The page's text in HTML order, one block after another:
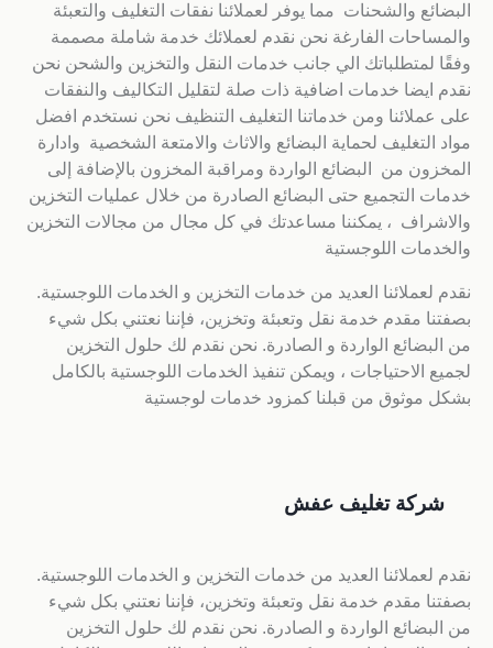
البضائع والشحنات مما يوفر لعملائنا نفقات التغليف والتعبئة
والمساحات الفارغة نحن نقدم لعملائك خدمة شاملة مصممة
وفقًا لمتطلباتك الي جانب خدمات النقل والتخزين والشحن نحن
نقدم ايضا خدمات اضافية ذات صلة لتقليل التكاليف والنفقات
على عملائنا ومن خدماتنا التغليف التنظيف نحن نستخدم افضل
مواد التغليف لحماية البضائع والاثاث والامتعة الشخصية وادارة
المخزون من البضائع الواردة ومراقبة المخزون بالإضافة إلى
خدمات التجميع حتى البضائع الصادرة من خلال عمليات التخزين
والاشراف ، يمكننا مساعدتك في كل مجال من مجالات التخزين
والخدمات اللوجستية
نقدم لعملائنا العديد من خدمات التخزين و الخدمات اللوجستية.
بصفتنا مقدم خدمة نقل وتعبئة وتخزين، فإننا نعتني بكل شيء
من البضائع الواردة و الصادرة. نحن نقدم لك حلول التخزين
لجميع الاحتياجات ، ويمكن تنفيذ الخدمات اللوجستية بالكامل
بشكل موثوق من قبلنا كمزود خدمات لوجستية
شركة تغليف عفش
نقدم لعملائنا العديد من خدمات التخزين و الخدمات اللوجستية.
بصفتنا مقدم خدمة نقل وتعبئة وتخزين، فإننا نعتني بكل شيء
من البضائع الواردة و الصادرة. نحن نقدم لك حلول التخزين